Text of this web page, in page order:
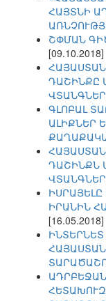
ՀԱՅՏՆԻ
ՇՓՄԱՆ
[09.10.2018]
ԴԱՇԻՆՔԸ
ԳԼՈԲԱԼ
ԱԼԻՔՆԵՐ
ԴԱՇԻՆՔՆ
ԻՐԱՆԻՆ
[16.05.2018]